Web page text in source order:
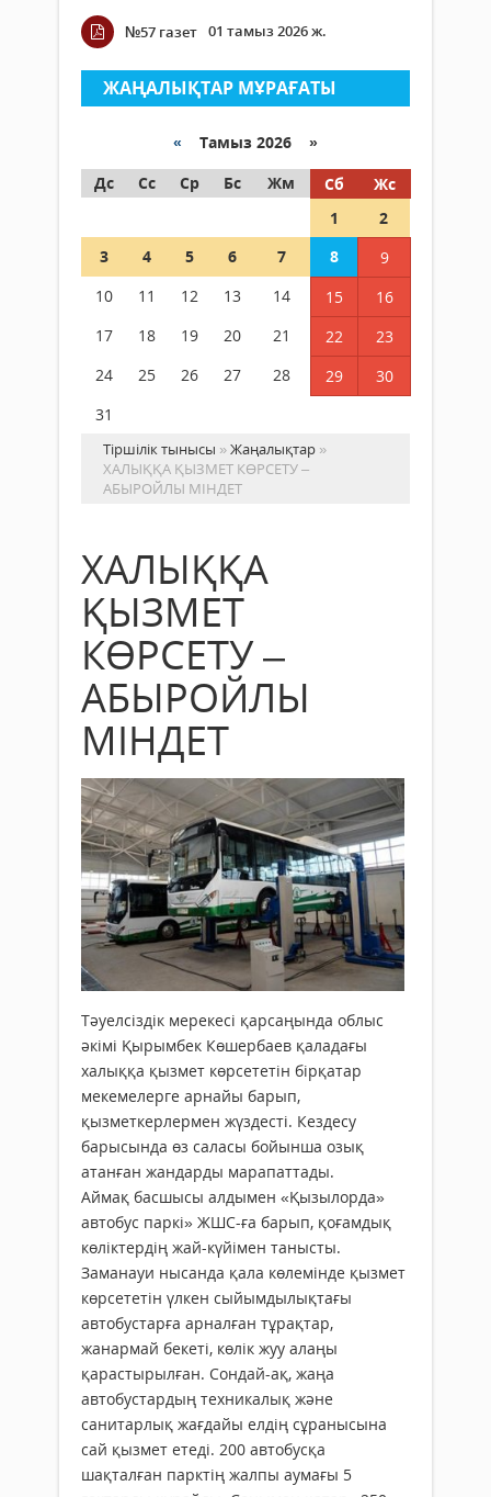
№57 газет 01 тамыз 2026 ж.
ЖАҢАЛЫҚТАР МҰРАҒАТЫ
« Тамыз 2026 »
Дс
Сс Ср Бс Жм Сб
Жс
1
2
3
4 5 6 7 8
9
10
11 12 13 14 15
16
17
18 19 20 21 22
23
24
25 26 27 28 29
30
31
Тіршілік тынысы »Жаңалықтар »
ХАЛЫҚҚА ҚЫЗМЕТ КӨРСЕТУ –
АБЫРОЙЛЫ МІНДЕТ
ХАЛЫҚҚА
ҚЫЗМЕТ
КӨРСЕТУ –
АБЫРОЙЛЫ
МІНДЕТ
Тәуелсіздік мерекесі қарсаңында облыс
әкімі Қырымбек Көшербаев қаладағы
халыққа қызмет көрсететін бірқатар
мекемелерге арнайы барып,
қызметкерлермен жүздесті. Кездесу
барысында өз саласы бойынша озық
атанған жандарды марапаттады.
Аймақ басшысы алдымен «Қызылорда»
автобус паркі» ЖШС-ға барып, қоғамдық
көліктердің жай-күйімен танысты.
Заманауи нысанда қала көлемінде қызмет
көрсететін үлкен сыйымдылықтағы
автобустарға арналған тұрақтар,
жанармай бекеті, көлік жуу алаңы
қарастырылған. Сондай-ақ, жаңа
автобустардың техникалық және
санитарлық жағдайы елдің сұранысына
сай қызмет етеді. 200 автобусқа
шақталған парктің жалпы аумағы 5